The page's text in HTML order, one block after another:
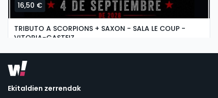
16,50 €
TRIBUTO A SCORPIONS + SAXON - SALA LE COUP -
VITORIA-GASTEIZ
Ekitaldien zerrendak